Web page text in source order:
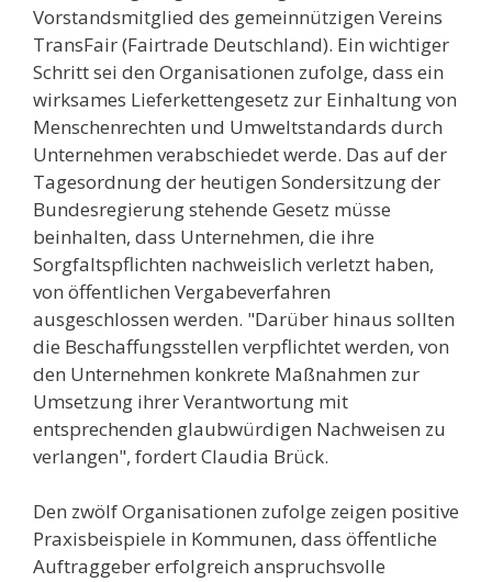
Vorstandsmitglied des gemeinnützigen Vereins
TransFair (Fairtrade Deutschland). Ein wichtiger
Schritt sei den Organisationen zufolge, dass ein
wirksames Lieferkettengesetz zur Einhaltung von
Menschenrechten und Umweltstandards durch
Unternehmen verabschiedet werde. Das auf der
Tagesordnung der heutigen Sondersitzung der
Bundesregierung stehende Gesetz müsse
beinhalten, dass Unternehmen, die ihre
Sorgfaltspflichten nachweislich verletzt haben,
von öffentlichen Vergabeverfahren
ausgeschlossen werden. "Darüber hinaus sollten
die Beschaffungsstellen verpflichtet werden, von
den Unternehmen konkrete Maßnahmen zur
Umsetzung ihrer Verantwortung mit
entsprechenden glaubwürdigen Nachweisen zu
verlangen", fordert Claudia Brück.
Den zwölf Organisationen zufolge zeigen positive
Praxisbeispiele in Kommunen, dass öffentliche
Auftraggeber erfolgreich anspruchsvolle